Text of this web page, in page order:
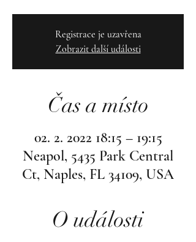
Registrace je uzavřena
Zobrazit další události
Čas a místo
02. 2. 2022 18:15 – 19:15
Neapol, 5435 Park Central
Ct, Naples, FL 34109, USA
O události